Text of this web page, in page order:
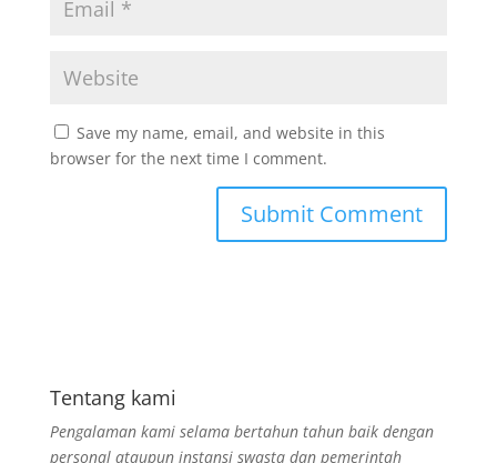
Save my name, email, and website in this
browser for the next time I comment.
Tentang kami
Pengalaman kami selama bertahun tahun baik dengan
personal ataupun instansi swasta dan pemerintah